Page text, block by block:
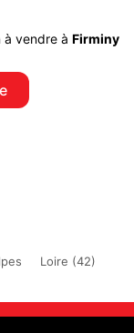
à vendre à Firminy
Loire (42)